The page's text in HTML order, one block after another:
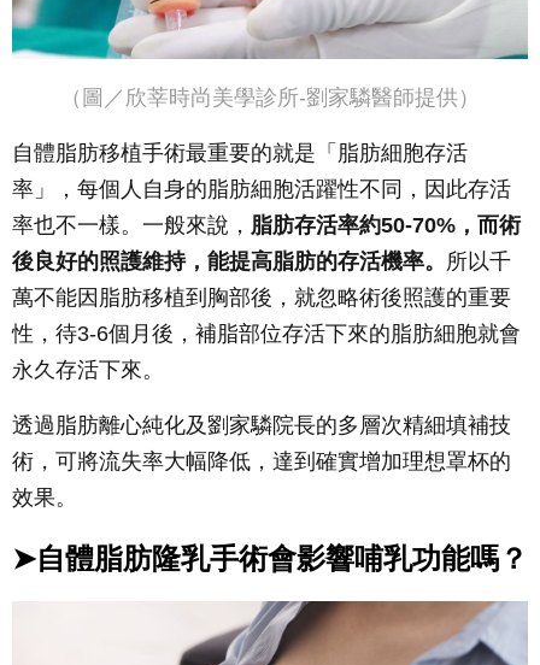
（圖／欣莘時尚美學診所-劉家驎醫師提供）
自體脂肪移植手術最重要的就是「脂肪細胞存活
率」，每個人自身的脂肪細胞活躍性不同，因此存活
率也不一樣。一般來說， 脂肪存活率約50-70%，而術
後良好的照護維持，能提高脂肪的存活機率。 所以千
萬不能因脂肪移植到胸部後，就忽略術後照護的重要
性，待3-6個月後，補脂部位存活下來的脂肪細胞就會
永久存活下來。
透過脂肪離心純化及劉家驎院長的多層次精細填補技
術，可將流失率大幅降低，達到確實增加理想罩杯的
效果。
➤自體脂肪隆乳手術會影響哺乳功能嗎？